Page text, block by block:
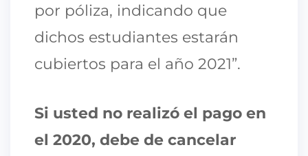
por póliza, indicando que
dichos estudiantes estarán
cubiertos para el año 2021”.
Si usted no realizó el pago en
el 2020, debe de cancelar